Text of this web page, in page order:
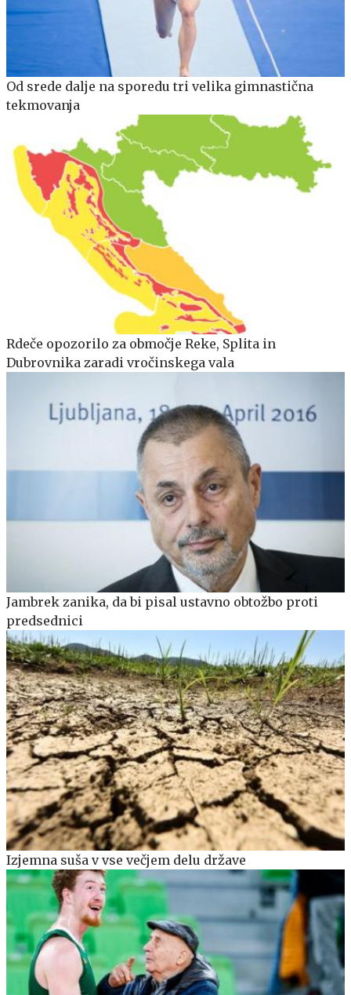
Od srede dalje na sporedu tri velika gimnastična
tekmovanja
Rdeče opozorilo za območje Reke, Splita in
Dubrovnika zaradi vročinskega vala
Jambrek zanika, da bi pisal ustavno obtožbo proti
predsednici
Izjemna suša v vse večjem delu države